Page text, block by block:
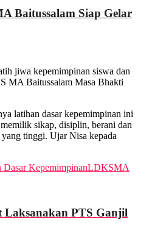
Baitussalam Siap Gelar
jiwa kepemimpinan siswa dan
MA Baitussalam Masa Bhakti
latihan dasar kepemimpinan ini
sikap, disiplin, berani dan
tinggi. Ujar Nisa kepada
Dasar KepemimpinanLDKSMA
Laksanakan PTS Ganjil